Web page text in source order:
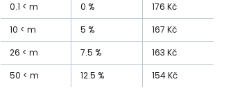
0.1
m 0 % 176 Kč
10
m 5 % 167 Kč
26
m 7.5 % 163 Kč
50
m 12.5 % 154Kč